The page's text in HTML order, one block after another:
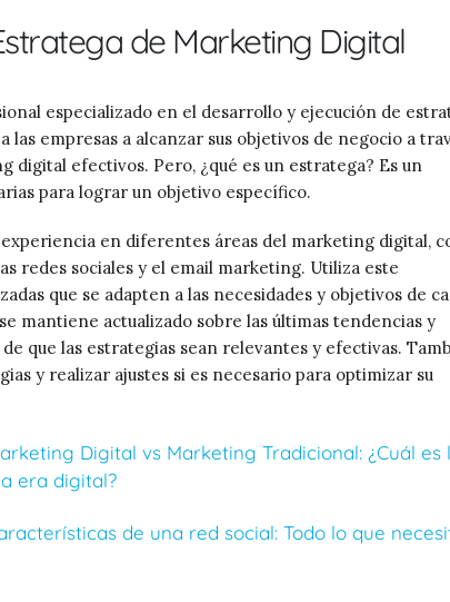
de Marketing Digital
especializado en el desarrollo y ejecución de
empresas a alcanzar sus objetivos de negocio a
efectivos. Pero, ¿qué es un estratega? Es un
para lograr un objetivo específico.
en diferentes áreas del marketing digital,
redes sociales y el email marketing. Utiliza este
que se adapten a las necesidades y objetivos de
mantiene actualizado sobre las últimas tendencias y
que las estrategias sean relevantes y efectivas.
y realizar ajustes si es necesario para optimizar su
Digital vs Marketing Tradicional: ¿Cuál es
era digital?
de una red social: Todo lo que